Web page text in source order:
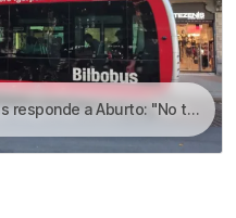
siglas" | Comité de Bilbobus responde a Aburto: «No tenemos siglas»